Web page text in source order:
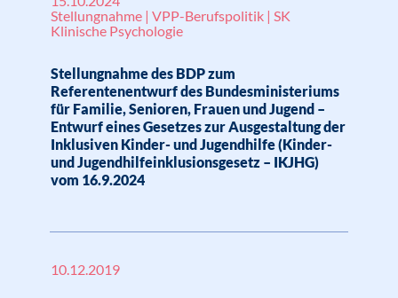
Stellungnahme | VPP-Berufspolitik | SK
Klinische Psychologie
Stellungnahme des BDP zum
Referentenentwurf des Bundesministeriums
für Familie, Senioren, Frauen und Jugend –
Entwurf eines Gesetzes zur Ausgestaltung der
Inklusiven Kinder- und Jugendhilfe (Kinder-
und Jugendhilfeinklusionsgesetz – IKJHG)
vom 16.9.2024
10.12.2019